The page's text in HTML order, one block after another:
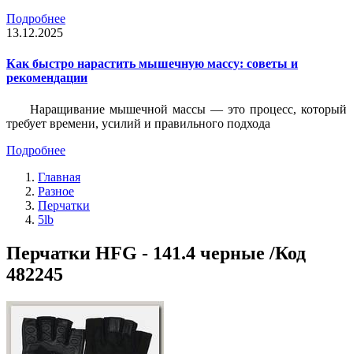
Подробнее
13.12.2025
Как быстро нарастить мышечную массу: советы и
рекомендации
Наращивание мышечной массы — это процесс, который
требует времени, усилий и правильного подхода
Подробнее
Главная
Разное
Перчатки
5lb
Перчатки HFG - 141.4 черные /Код
482245